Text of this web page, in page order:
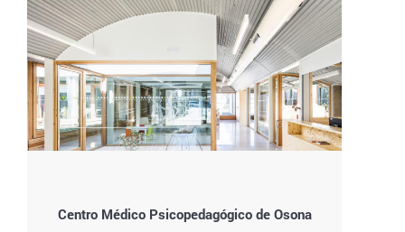
Centro Médico Psicopedagógico de Osona